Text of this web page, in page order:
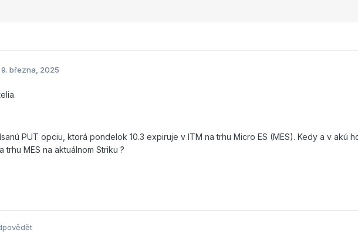
9. března, 2025
PUT opciu, ktorá pondelok 10.3 expiruje v ITM na trhu Micro ES (MES). Kedy a v akú
trhu MES na aktuálnom Striku ?